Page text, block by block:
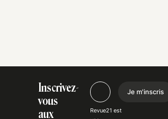
Inscrivez-
vous
aux
Je m'inscris
Revue21 est